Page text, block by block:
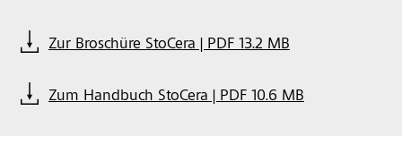
Zur Broschüre StoCera | PDF 13.2 MB
Zum Handbuch StoCera | PDF 10.6 MB